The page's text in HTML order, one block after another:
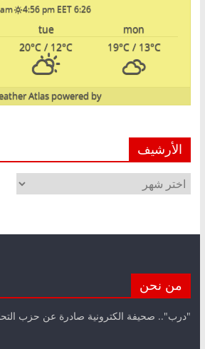
6:26 am
4:56 pm EET
mon
tue
19°C/ 13°C
20°C / 12°C
powered by
Atlas
الأرشيف
الأرشيف
من نحن
"درب".. صحيفة الكترونية صادرة عن حزب